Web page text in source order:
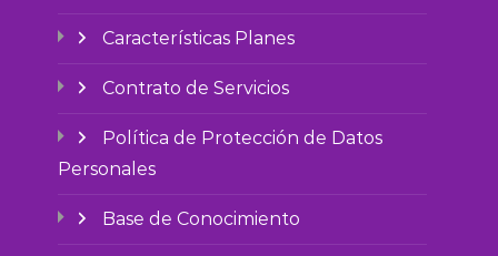
Características Planes
Contrato de Servicios
Política de Protección de Datos
Personales
Base de Conocimiento